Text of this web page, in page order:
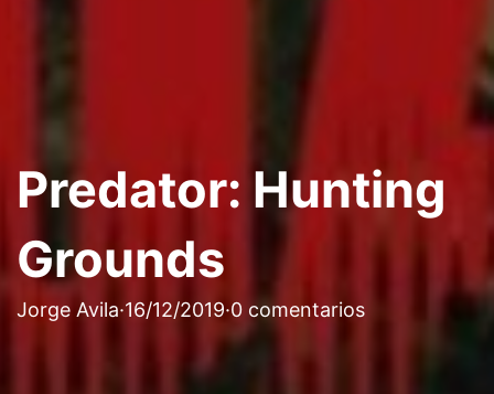
Predator: Hunting
Grounds
Jorge Avila·16/12/2019·0 comentarios